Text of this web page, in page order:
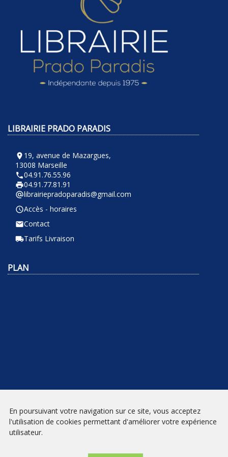
LIBRAIRIE PRADO PARADIS
room 19, avenue de Mazargues,
13008 Marseille
phone04.91.76.55.96
local_printshop04.91.77.81.91
alternate_emaillibrairiepradoparadis@gmail.com
query_builderAccès - horaires
emailContact
local_shippingTarifs Livraison
PLAN
NEWSLETTER
En poursuivant votre navigation sur ce site, vous acceptez
l'utilisation de cookies permettant d'améliorer votre expérience
utilisateur.